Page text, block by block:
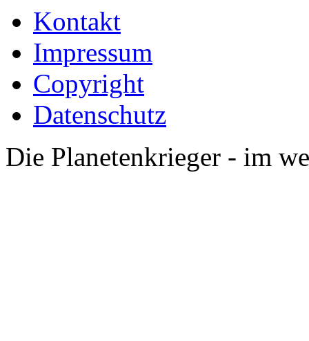
Kontakt
Impressum
Copyright
Datenschutz
Die Planetenkrieger - im